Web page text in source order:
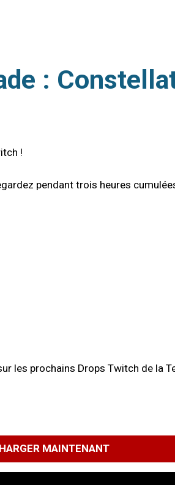
:
!
pendant trois heures
les prochains Drops Twitch de la
MAINTENANT